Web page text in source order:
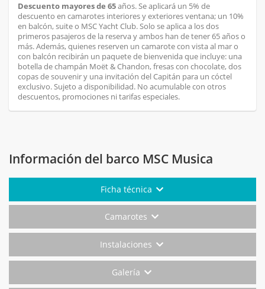
Descuento mayores de 65años. Se aplicará un 5% de
descuento en camarotes interiores y exteriores ventana; un 10%
en balcón, suite o MSC Yacht Club. Solo se aplica a los dos
primeros pasajeros de la reserva y ambos han de tener 65 años o
más. Además, quienes reserven un camarote con vista al mar o
con balcón recibirán un paquete de bienvenida que incluye: una
botella de champán Moët & Chandon, fresas con chocolate, dos
copas de souvenir y una invitación del Capitán para un cóctel
exclusivo. Sujeto a disponibilidad. No acumulable con otros
descuentos, promociones ni tarifas especiales.
Información del barco MSC Musica
Ficha técnica
Camarotes
Instalaciones
Galería